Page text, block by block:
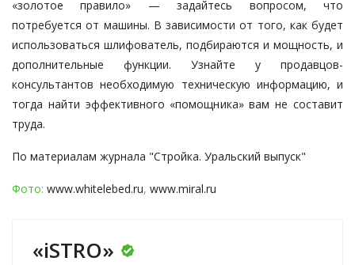
«золотое правило» — задайтесь вопросом, что
потребуется от машины. В зависимости от того, как будет
использоваться шлифователь, подбираются и мощность, и
дополнительные функции. Узнайте у продавцов-
консультантов необходимую техническую информацию, и
тогда найти эффективного «помощника» вам не составит
труда.
По материалам журнала "Стройка. Уральский выпуск"
Фото: www.whitelebed.ru, www.miral.ru
«iSTRO»